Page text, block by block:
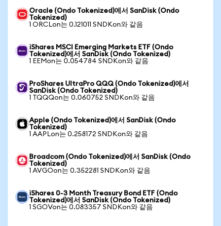
Oracle (Ondo Tokenized)에서 SanDisk (Ondo
Tokenized)
1 ORCLon는 0.121011 SNDKon와 같음
iShares MSCI Emerging Markets ETF (Ondo
Tokenized)에서 SanDisk (Ondo Tokenized)
1 EEMon는 0.054784 SNDKon와 같음
ProShares UltraPro QQQ (Ondo Tokenized)에서
SanDisk (Ondo Tokenized)
1 TQQQon는 0.060752 SNDKon와 같음
Apple (Ondo Tokenized)에서 SanDisk (Ondo
Tokenized)
1 AAPLon는 0.258172 SNDKon와 같음
Broadcom (Ondo Tokenized)에서 SanDisk (Ondo
Tokenized)
1 AVGOon는 0.352281 SNDKon와 같음
iShares 0-3 Month Treasury Bond ETF (Ondo
Tokenized)에서 SanDisk (Ondo Tokenized)
1 SGOVon는 0.083357 SNDKon와 같음